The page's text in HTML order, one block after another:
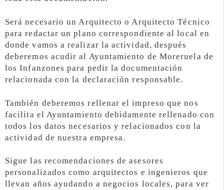
Será necesario un Arquitecto o Arquitecto Técnico
para redactar un plano correspondiente al local en
donde vamos a realizar la actividad, después
deberemos acudir al Ayuntamiento de Moreruela de
los Infanzones para pedir la documentación
relacionada con la declaración responsable.
También deberemos rellenar el impreso que nos
facilita el Ayuntamiento debidamente rellenado con
todos los datos necesarios y relacionados con la
actividad de nuestra empresa.
Sigue las recomendaciones de asesores
personalizados como arquitectos e ingenieros que
llevan años ayudando a negocios locales, para ver